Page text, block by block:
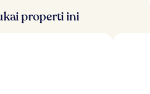
r
a
properti ini